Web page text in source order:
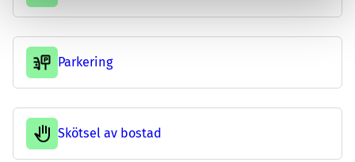
Parkering
Skötsel av bostad